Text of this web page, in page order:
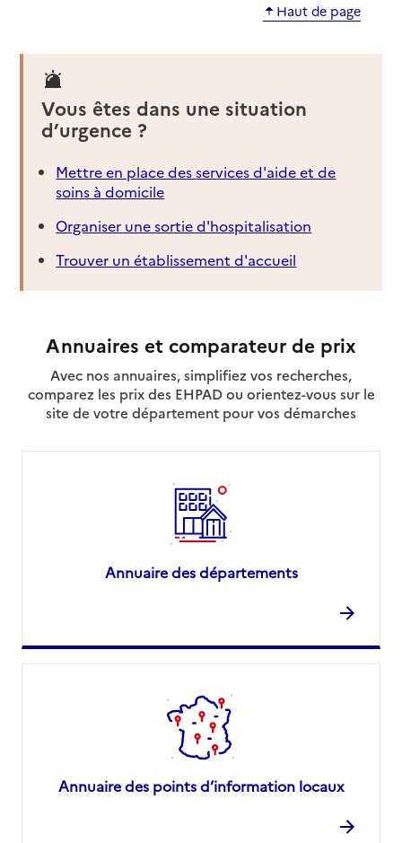
Haut de page
Vous êtes dans une situation
d’urgence ?
Mettre en place des services d'aide et de
soins à domicile
Organiser une sortie d'hospitalisation
Trouver un établissement d'accueil
Annuaires et comparateur de prix
Avec nos annuaires, simplifiez vos recherches,
comparez les prix des EHPAD ou orientez-vous sur le
site de votre département pour vos démarches
Annuaire des départements
Annuaire des points d’information locaux